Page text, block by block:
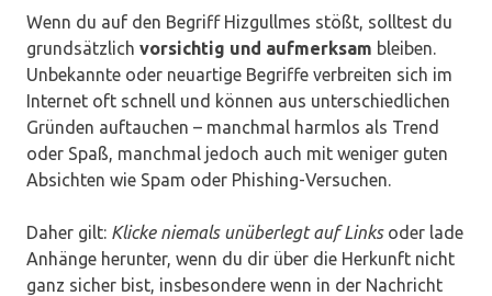
Wenn du auf den Begriff Hizgullmes stößt, solltest du
grundsätzlich vorsichtig und aufmerksam bleiben.
Unbekannte oder neuartige Begriffe verbreiten sich im
Internet oft schnell und können aus unterschiedlichen
Gründen auftauchen – manchmal harmlos als Trend
oder Spaß, manchmal jedoch auch mit weniger guten
Absichten wie Spam oder Phishing-Versuchen.
Daher gilt: Klicke niemals unüberlegt auf Linksoder lade
Anhänge herunter, wenn du dir über die Herkunft nicht
ganz sicher bist, insbesondere wenn in der Nachricht